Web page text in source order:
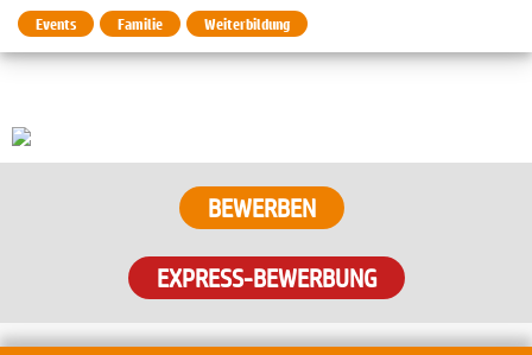
Events Familie Weiterbildung
BEWERBEN
EXPRESS-BEWERBUNG